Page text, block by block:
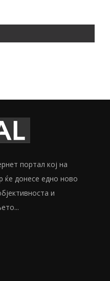
портал кој на
ќе донесе едно ново
и